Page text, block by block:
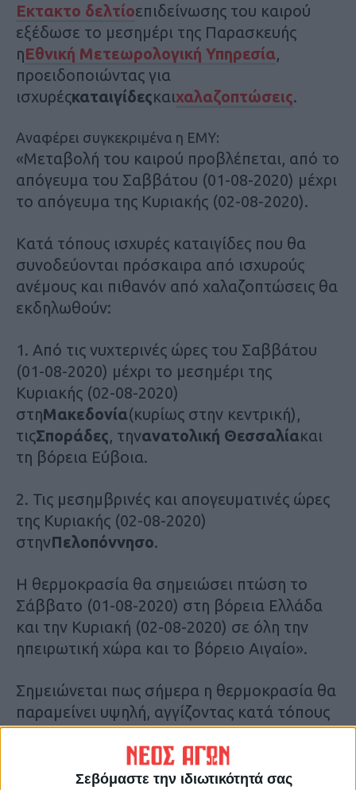
Σεβόμαστε την ιδιωτικότητά σας
Εκτακτο δελτίοεπιδείνωσης του καιρού
εξέδωσε το μεσημέρι της Παρασκευής
ηΕθνική Μετεωρολογική Υπηρεσία,
προειδοποιώντας για
ισχυρέςκαταιγίδεςκαιχαλαζοπτώσεις.
Αναφέρει συγκεκριμένα η ΕΜΥ:
«Μεταβολή του καιρού προβλέπεται, από το
απόγευμα του Σαββάτου (01-08-2020) μέχρι
το απόγευμα της Κυριακής (02-08-2020).
Κατά τόπους ισχυρές καταιγίδες που θα
συνοδεύονται πρόσκαιρα από ισχυρούς
ανέμους και πιθανόν από χαλαζοπτώσεις θα
εκδηλωθούν:
1. Από τις νυχτερινές ώρες του Σαββάτου
(01-08-2020) μέχρι το μεσημέρι της
Κυριακής (02-08-2020)
στηΜακεδονία(κυρίως στην κεντρική),
τιςΣποράδες, τηνανατολική Θεσσαλίακαι
τη βόρεια Εύβοια.
2. Τις μεσημβρινές και απογευματινές ώρες
της Κυριακής (02-08-2020)
στηνΠελοπόννησο.
Η θερμοκρασία θα σημειώσει πτώση το
Σάββατο (01-08-2020) στη βόρεια Ελλάδα
και την Κυριακή (02-08-2020) σε όλη την
ηπειρωτική χώρα και το βόρειο Αιγαίο».
Σημειώνεται πως σήμερα η θερμοκρασία θα
παραμείνει υψηλή, αγγίζοντας κατά τόπους
τους 41 βαθμούς Κελσίου.
Πηγή: cnn.gr